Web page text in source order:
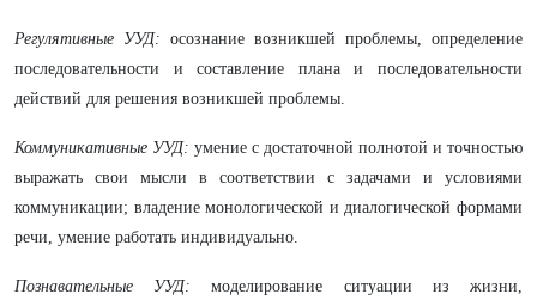
Регулятивные УУД: осознание возникшей проблемы, определение
последовательности и составление плана и последовательности
действий для решения возникшей проблемы.
Коммуникативные УУД: умение с достаточной полнотой и точностью
выражать свои мысли в соответствии с задачами и условиями
коммуникации; владение монологической и диалогической формами
речи, умение работать индивидуально.
Познавательные УУД:моделирование ситуации из жизни,